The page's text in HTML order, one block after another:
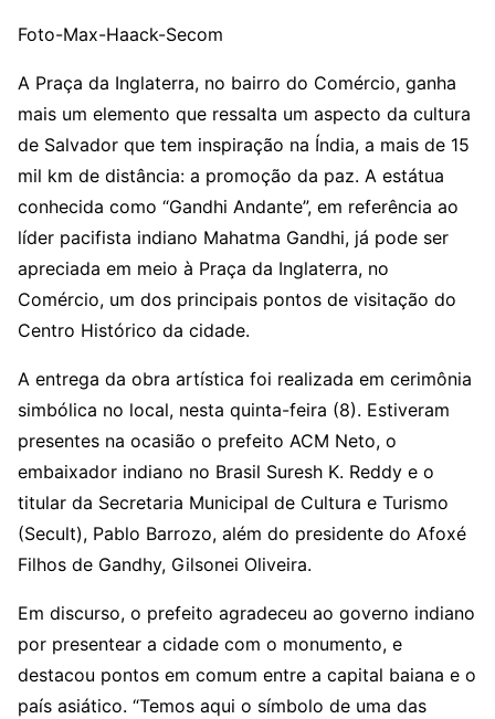
Foto-Max-Haack-Secom
A Praça da Inglaterra, no bairro do Comércio, ganha
mais um elemento que ressalta um aspecto da cultura
de Salvador que tem inspiração na Índia, a mais de 15
mil km de distância: a promoção da paz. A estátua
conhecida como “Gandhi Andante”, em referência ao
líder pacifista indiano Mahatma Gandhi, já pode ser
apreciada em meio à Praça da Inglaterra, no
Comércio, um dos principais pontos de visitação do
Centro Histórico da cidade.
A entrega da obra artística foi realizada em cerimônia
simbólica no local, nesta quinta-feira (8). Estiveram
presentes na ocasião o prefeito ACM Neto, o
embaixador indiano no Brasil Suresh K. Reddy e o
titular da Secretaria Municipal de Cultura e Turismo
(Secult), Pablo Barrozo, além do presidente do Afoxé
Filhos de Gandhy, Gilsonei Oliveira.
Em discurso, o prefeito agradeceu ao governo indiano
por presentear a cidade com o monumento, e
destacou pontos em comum entre a capital baiana e o
país asiático. “Temos aqui o símbolo de uma das